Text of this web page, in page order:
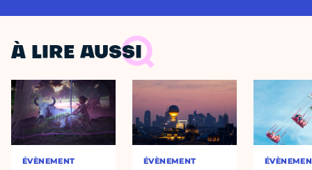
À LIRE AUSSI
ÉVÈNEMENT ÉVÈNEMENT